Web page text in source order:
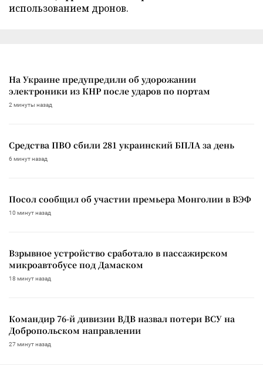
использованием дронов.
На Украине предупредили об удорожании
электроники из КНР после ударов по портам
2 минуты назад
Средства ПВО сбили 281 украинский БПЛА за день
6 минут назад
Посол сообщил об участии премьера Монголии в ВЭФ
10 минут назад
Взрывное устройство сработало в пассажирском
микроавтобусе под Дамаском
18 минут назад
Командир 76-й дивизии ВДВ назвал потери ВСУ на
Добропольском направлении
27 минут назад